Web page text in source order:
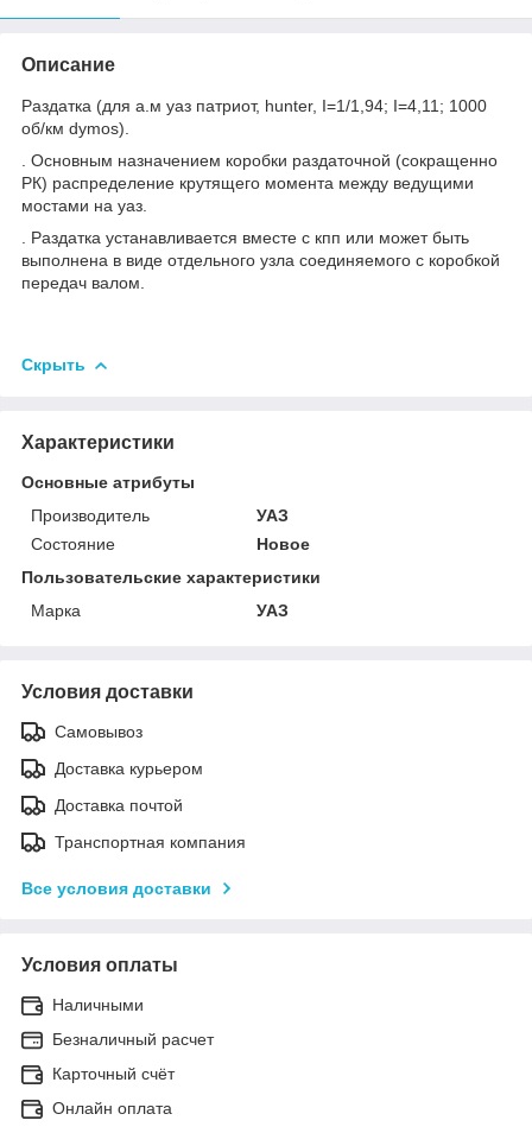
Описание
Раздатка (для а.м уаз патриот, hunter, I=1/1,94; I=4,11; 1000
об/км dymos).
. Основным назначением коробки раздаточной (сокращенно
РК) распределение крутящего момента между ведущими
мостами на уаз.
. Раздатка устанавливается вместе с кпп или может быть
выполнена в виде отдельного узла соединяемого с коробкой
передач валом.
Скрыть
Характеристики
Основные атрибуты
Производитель
УАЗ
Состояние
Новое
Пользовательские характеристики
Марка
УАЗ
Условия доставки
Самовывоз
Доставка курьером
Доставка почтой
Транспортная компания
Все условия доставки
Условия оплаты
Наличными
Безналичный расчет
Карточный счёт
Онлайн оплата